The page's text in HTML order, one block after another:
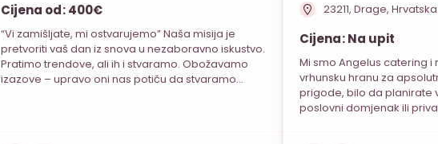
Cijena od: 400€
“Vi zamišljate, mi ostvarujemo” Naša misija je
pretvoriti vaš dan iz snova u nezaboravno iskustvo.
Pratimo trendove, ali ih i stvaramo. Obožavamo
izazove – upravo oni nas potiču da stvaramo
23211, Drage, Hrvatska
Cijena: Na upit
Mi smo Angelus catering
vrhunsku hranu za
prigode, bilo da planirate
poslovni domjenak ili